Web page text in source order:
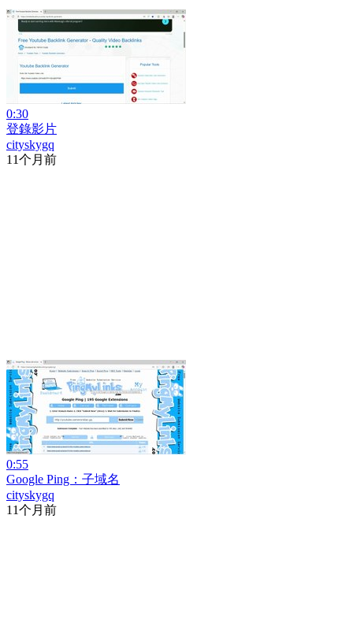
0:30
登錄影片
cityskygq
11个月前
0:55
Google Ping：子域名
cityskygq
11个月前